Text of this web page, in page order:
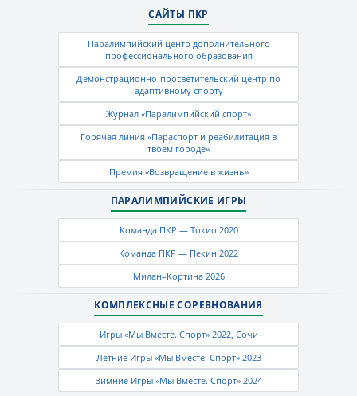
САЙТЫ ПКР
Паралимпийский центр дополнительного
профессионального образования
Демонстрационно-просветительский центр по
адаптивному спорту
Журнал «Паралимпийский спорт»
Горячая линия «Параспорт и реабилитация в
твоем городе»
Премия «Возвращение в жизнь»
ПАРАЛИМПИЙСКИЕ ИГРЫ
Команда ПКР — Токио 2020
Команда ПКР — Пекин 2022
Милан–Кортина 2026
КОМПЛЕКСНЫЕ СОРЕВНОВАНИЯ
Игры «Мы Вместе. Спорт» 2022, Сочи
Летние Игры «Мы Вместе. Спорт» 2023
Зимние Игры «Мы Вместе. Спорт» 2024